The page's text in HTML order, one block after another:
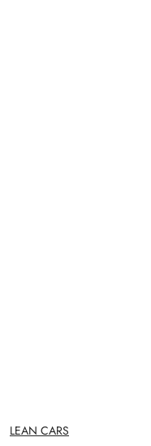
NAZWA
PRODUCENTA:
LEAN CARS